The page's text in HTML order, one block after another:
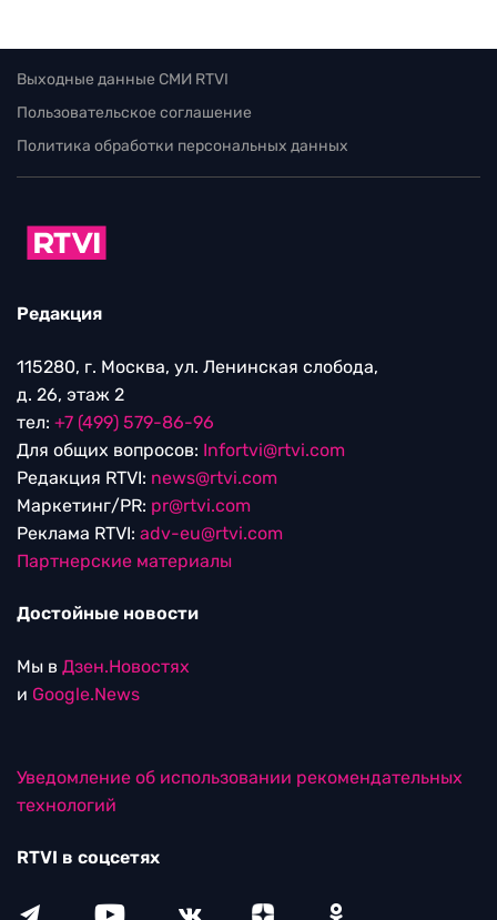
Выходные данные СМИ RTVI
Пользовательское соглашение
Политика обработки персональных данных
Редакция
115280, г. Москва, ул. Ленинская слобода,
д. 26, этаж 2
тел: +7 (499) 579-86-96
Для общих вопросов: Infortvi@rtvi.com
Редакция RTVI: news@rtvi.com
Маркетинг/PR: pr@rtvi.com
Реклама RTVI: adv-eu@rtvi.com
Партнерские материалы
Достойные новости
Мы в Дзен.Новостях
и Google.News
Уведомление об использовании рекомендательных
технологий
RTVI в соцсетях